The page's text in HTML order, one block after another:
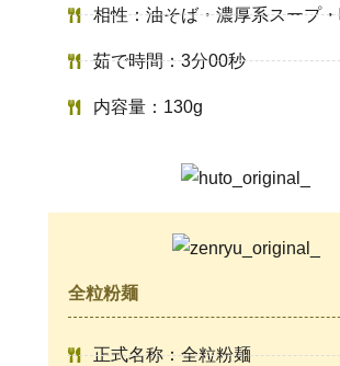
相性：油そば・濃厚系スープ
茹で時間：3分00秒
内容量：130g
全粒粉麺
正式名称：全粒粉麺